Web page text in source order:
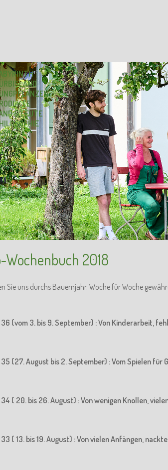
& LEUTE
Wochenbuch 2018
Sie uns durchs Bauernjahr. Woche für Woche
(vom 3. bis 9. September) : Von Kinderarbeit,
(27. August bis 2. September) : Vom Spielen
( 20. bis 26. August) : Von wenigen Knollen,
( 13. bis 19. August) : Von vielen Anfängen,